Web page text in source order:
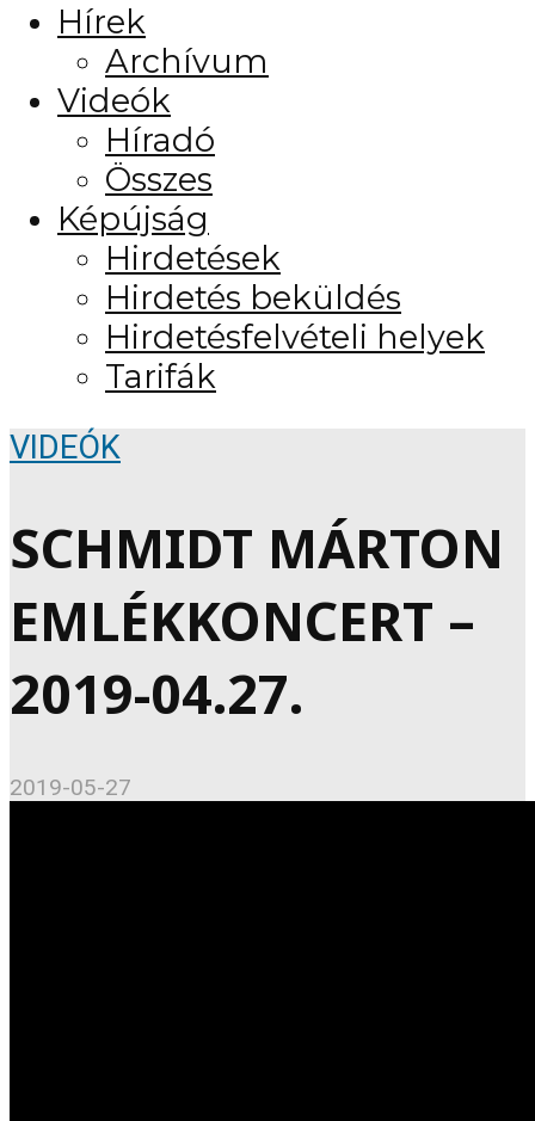
Hírek
Archívum
Videók
Híradó
Összes
Képújság
Hirdetések
Hirdetés beküldés
Hirdetésfelvételi helyek
Tarifák
VIDEÓK
SCHMIDT MÁRTON
EMLÉKKONCERT –
2019-04.27.
2019-05-27